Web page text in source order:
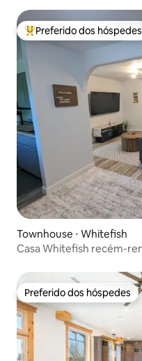
Entre os melhores
Preferido dos hóspedes
Townhouse ⋅ Whitefish
Casa Whitefish recém-
Preferido dos hóspedes
Preferido dos hóspedes